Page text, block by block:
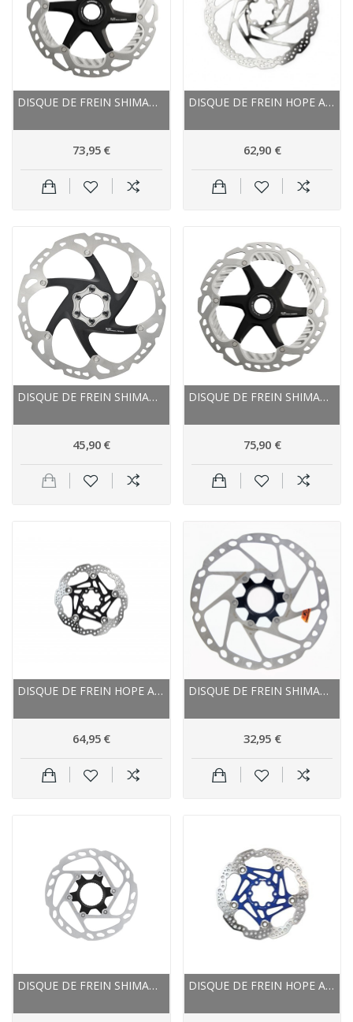
DISQUE DE FREIN SHIMANO ACIER INOX RT 99 XTR...
73,95 €
DISQUE DE FREIN HOPE ACIER INOX NEW STANDARD 6...
62,90 €
DISQUE DE FREIN SHIMANO ÉTOILE ALU SM RT86 ICE...
45,90 €
DISQUE DE FREIN SHIMANO ACIER INOX RT-99 XTR...
75,90 €
DISQUE DE FREIN HOPE ACIER INOX NEW STANDART
64,95 €
DISQUE DE FREIN SHIMANO ACIER INOX SLX SM-RT64
32,95 €
DISQUE DE FREIN SHIMANO ACIER INOX SLX SM-RT64 DISQUE DE FREIN HOPE ACIER INOX NEW STANDARD